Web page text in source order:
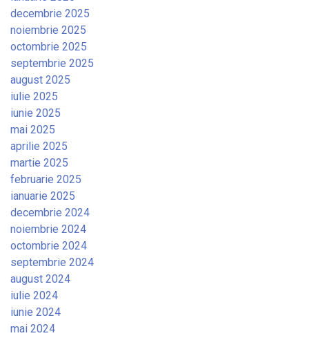
decembrie 2025
noiembrie 2025
octombrie 2025
septembrie 2025
august 2025
iulie 2025
iunie 2025
mai 2025
aprilie 2025
martie 2025
februarie 2025
ianuarie 2025
decembrie 2024
noiembrie 2024
octombrie 2024
septembrie 2024
august 2024
iulie 2024
iunie 2024
mai 2024